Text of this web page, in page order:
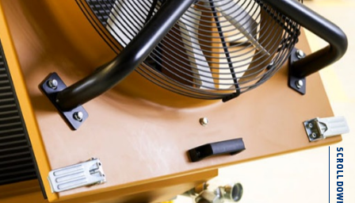
SCROLL DOWN